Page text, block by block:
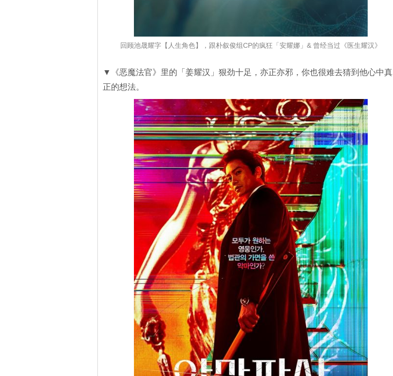
回顾池晟耀字【人生角色】，跟朴叙俊组CP的疯狂「安耀娜」& 曾经当过《医生耀汉》
▼《恶魔法官》里的「姜耀汉」狠劲十足，亦正亦邪，你也很难去猜到他心中真
正的想法。